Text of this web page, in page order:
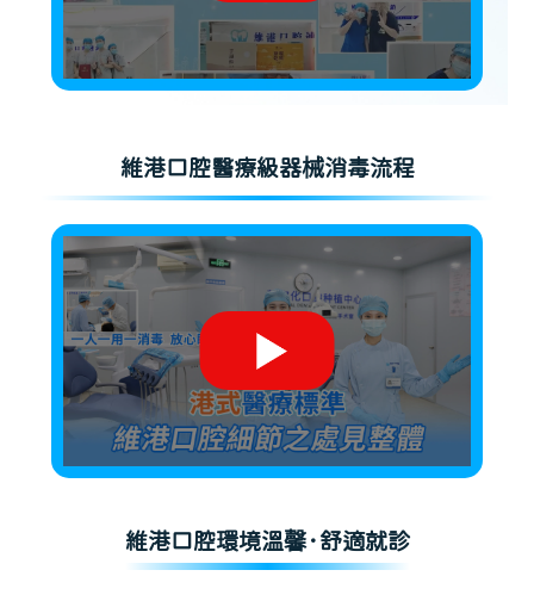
維港口腔醫療級器械消毒流程
維港口腔環境溫馨·舒適就診